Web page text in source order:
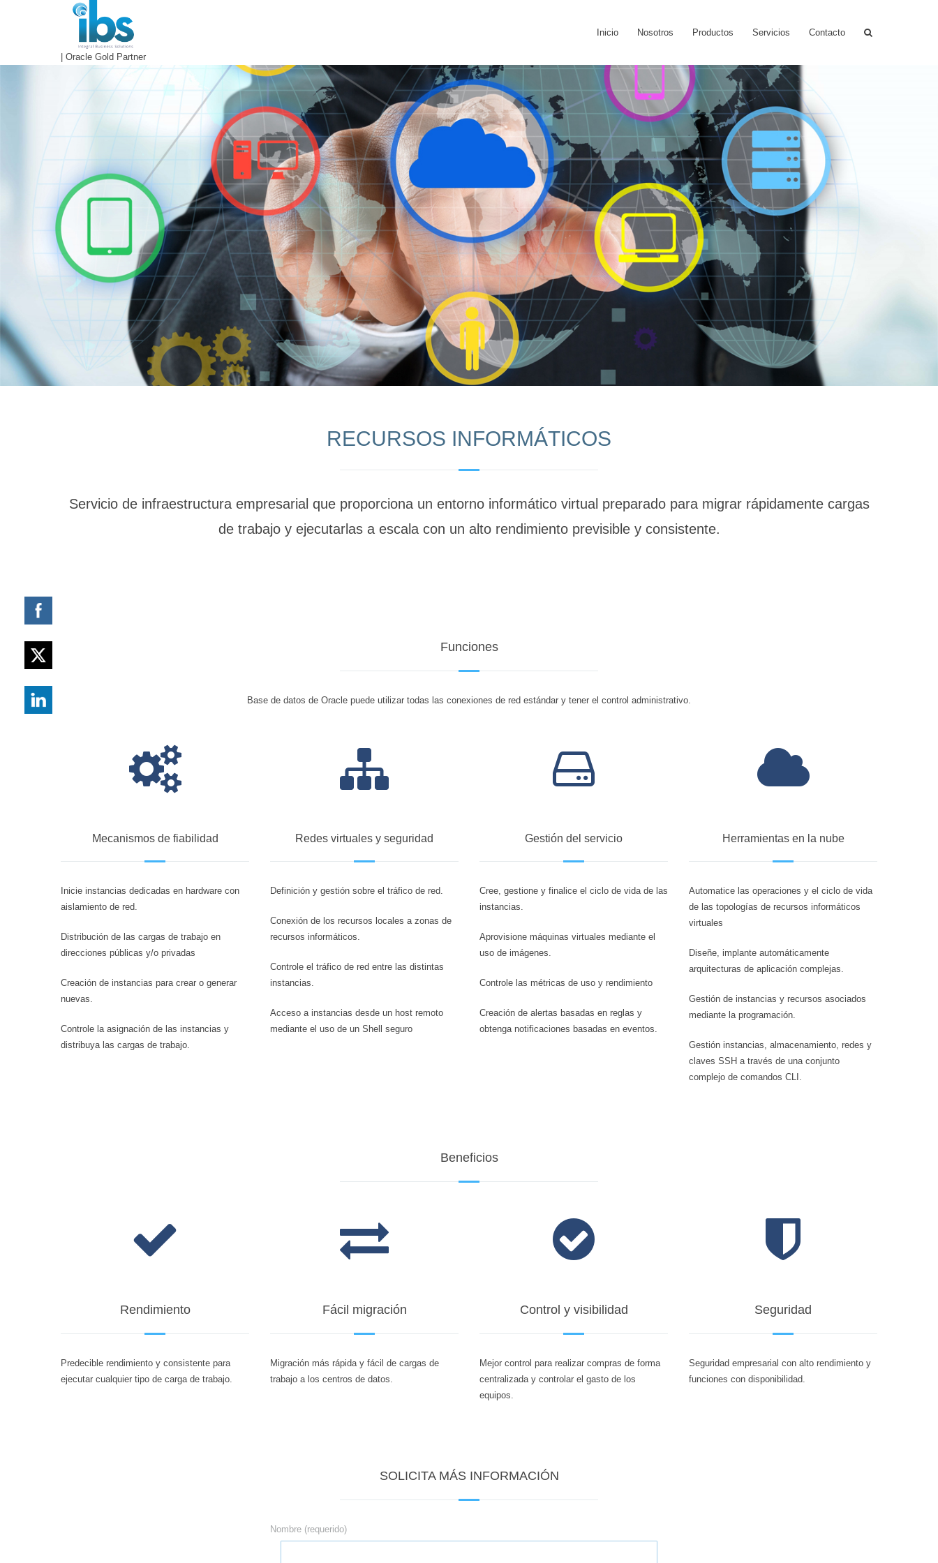
IBS IT
| Oracle Gold Partner
Inicio Nosotros Productos Servicios Contacto
RECURSOS INFORMÁTICOS
Servicio de infraestructura empresarial que proporciona un entorno informático virtual preparado para migrar rápidamente cargas
de trabajo y ejecutarlas a escala con un alto rendimiento previsible y consistente.
Funciones
Base de datos de Oracle puede utilizar todas las conexiones de red estándar y tener el control administrativo.
Mecanismos de fiabilidad
Inicie instancias dedicadas en hardware con
aislamiento de red.
Distribución de las cargas de trabajo en
direcciones públicas y/o privadas
Creación de instancias para crear o generar
nuevas.
Controle la asignación de las instancias y
distribuya las cargas de trabajo.
Redes virtuales y seguridad
Definición y gestión sobre el tráfico de red.
Conexión de los recursos locales a zonas de
recursos informáticos.
Controle el tráfico de red entre las distintas
instancias.
Acceso a instancias desde un host remoto
mediante el uso de un Shell seguro
Gestión del servicio
Cree, gestione y finalice el ciclo de vida de las
instancias.
Aprovisione máquinas virtuales mediante el
uso de imágenes.
Controle las métricas de uso y rendimiento
Creación de alertas basadas en reglas y
obtenga notificaciones basadas en eventos.
Herramientas en la nube
Automatice las operaciones y el ciclo de vida
de las topologías de recursos informáticos
virtuales
Diseñe, implante automáticamente
arquitecturas de aplicación complejas.
Gestión de instancias y recursos asociados
mediante la programación.
Gestión instancias, almacenamiento, redes y
claves SSH a través de una conjunto
complejo de comandos CLI.
Beneficios
Rendimiento
Predecible rendimiento y consistente para
ejecutar cualquier tipo de carga de trabajo.
Fácil migración
Migración más rápida y fácil de cargas de
trabajo a los centros de datos.
Control y visibilidad
Mejor control para realizar compras de forma
centralizada y controlar el gasto de los
equipos.
Seguridad
Seguridad empresarial con alto rendimiento y
funciones con disponibilidad.
SOLICITA MÁS INFORMACIÓN
Nombre (requerido)